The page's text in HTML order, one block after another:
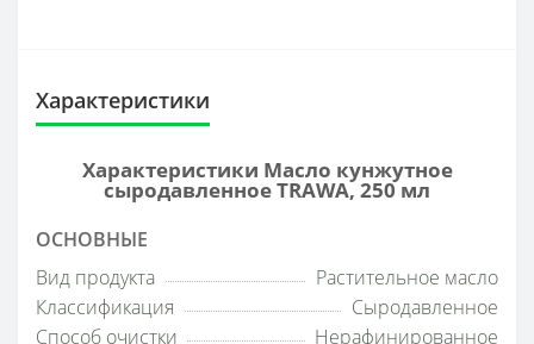
Характеристики
Характеристики Масло кунжутное
сыродавленное TRAWA, 250 мл
ОСНОВНЫЕ
Вид продукта
Растительное масло
Классификация
Сыродавленное
Способ очистки
Нерафинированное